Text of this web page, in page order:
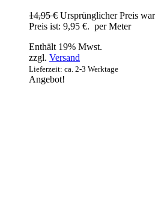
14,95€ Ursprünglicher Preis
Preis ist: 9,95 €. per Meter
Enthält 19% Mwst.
zzgl. Versand
Lieferzeit: ca. 2-3 Werktage
Angebot!